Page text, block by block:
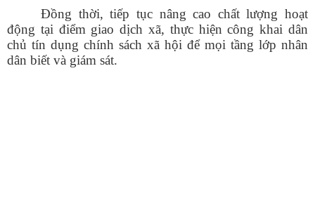
Đồng thời, tiếp tục nâng cao chất lượng hoạt
động tại điểm giao dịch xã, thực hiện công khai dân
chủ tín dụng chính sách xã hội để mọi tầng lớp nhân
dân biết và giám sát.